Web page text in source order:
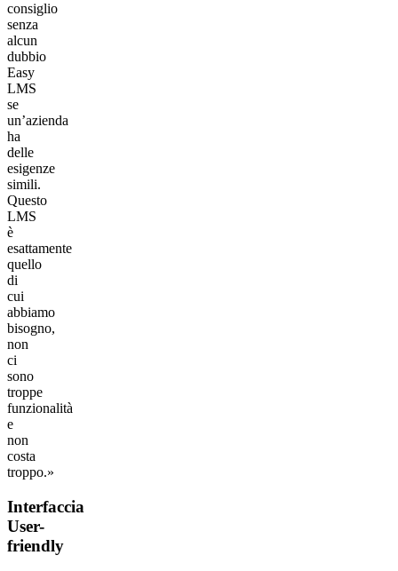
consiglio
senza
alcun
dubbio
Easy
LMS
se
un’azienda
ha
delle
esigenze
simili.
Questo
LMS
è
esattamente
quello
di
cui
abbiamo
bisogno,
non
ci
sono
troppe
funzionalità
e
non
costa
troppo.»
Interfaccia
User-
friendly